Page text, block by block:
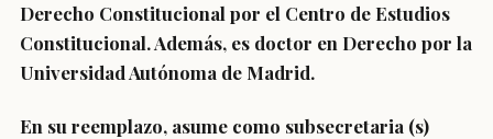
Derecho Constitucional por el Centro de Estudios
Constitucional. Además, es doctor en Derecho por la
Universidad Autónoma de Madrid.
En su reemplazo, asume como subsecretaria (s)